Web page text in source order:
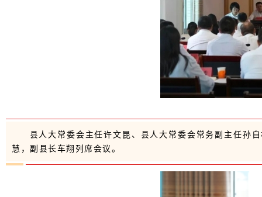
县人大常委会主任许文昆、县人大常委会常务副主任孙
慧，副县长车翔列席会议。